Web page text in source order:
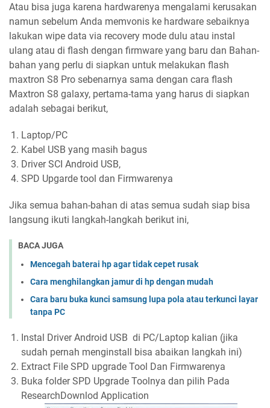
Atau bisa juga karena hardwarenya mengalami kerusakan
namun sebelum Anda memvonis ke hardware sebaiknya
lakukan wipe data via recovery mode dulu atau instal
ulang atau di flash dengan firmware yang baru dan Bahan-
bahan yang perlu di siapkan untuk melakukan flash
maxtron S8 Pro sebenarnya sama dengan cara flash
Maxtron S8 galaxy, pertama-tama yang harus di siapkan
adalah sebagai berikut,
Laptop/PC
Kabel USB yang masih bagus
Driver SCI Android USB,
SPD Upgarde tool dan Firmwarenya
Jika semua bahan-bahan di atas semua sudah siap bisa
langsung ikuti langkah-langkah berikut ini,
BACA JUGA
Mencegah baterai hp agar tidak cepet rusak
Cara menghilangkan jamur di hp dengan mudah
Cara baru buka kunci samsung lupa pola atau terkunci layar
tanpa PC
Instal Driver Android USB di PC/Laptop kalian (jika
sudah pernah menginstall bisa abaikan langkah ini)
Extract File SPD upgrade Tool Dan Firmwarenya
Buka folder SPD Upgrade Toolnya dan pilih Pada
ResearchDownlod Application